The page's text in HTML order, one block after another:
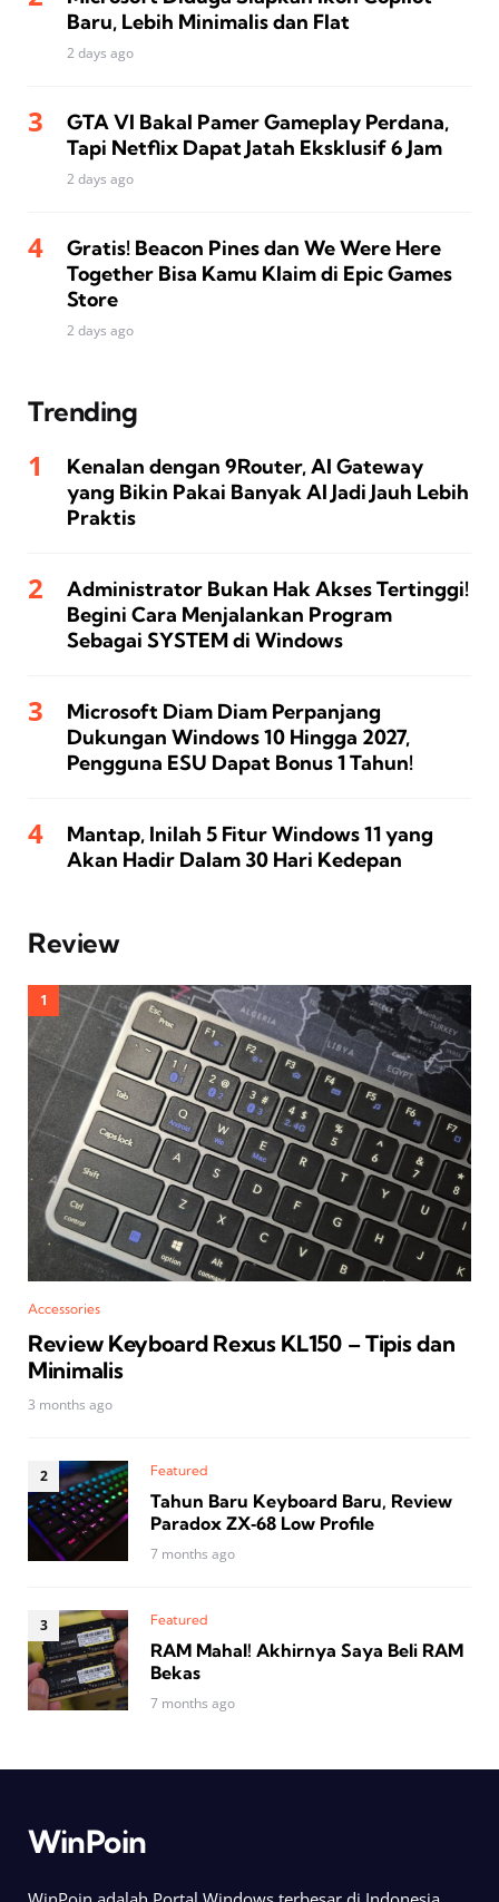
Baru, Lebih Minimalis dan Flat
2 days ago
GTA VI Bakal Pamer Gameplay Perdana,
Tapi Netflix Dapat Jatah Eksklusif 6 Jam
2 days ago
Gratis! Beacon Pines dan We Were Here
Together Bisa Kamu Klaim di Epic Games
Store
2 days ago
Trending
Kenalan dengan 9Router, AI Gateway
yang Bikin Pakai Banyak AI Jadi Jauh Lebih
Praktis
Administrator Bukan Hak Akses Tertinggi!
Begini Cara Menjalankan Program
Sebagai SYSTEM di Windows
Microsoft Diam Diam Perpanjang
Dukungan Windows 10 Hingga 2027,
Pengguna ESU Dapat Bonus 1 Tahun!
Mantap, Inilah 5 Fitur Windows 11 yang
Akan Hadir Dalam 30 Hari Kedepan
Review
Accessories
Review Keyboard Rexus KL150 – Tipis dan
Minimalis
3 months ago
Featured
Tahun Baru Keyboard Baru, Review
Paradox ZX‑68 Low Profile
7 months ago
Featured
RAM Mahal! Akhirnya Saya Beli RAM
Bekas
7 months ago
WinPoin